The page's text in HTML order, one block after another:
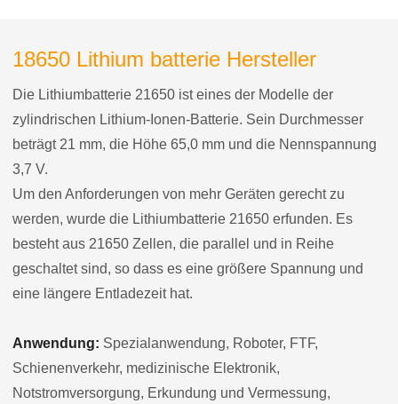
18650 Lithium batterie Hersteller
Die Lithiumbatterie 21650 ist eines der Modelle der
zylindrischen Lithium-Ionen-Batterie. Sein Durchmesser
beträgt 21 mm, die Höhe 65,0 mm und die Nennspannung
3,7 V.
Um den Anforderungen von mehr Geräten gerecht zu
werden, wurde die Lithiumbatterie 21650 erfunden. Es
besteht aus 21650 Zellen, die parallel und in Reihe
geschaltet sind, so dass es eine größere Spannung und
eine längere Entladezeit hat.
Anwendung: Spezialanwendung, Roboter, FTF,
Schienenverkehr, medizinische Elektronik,
Notstromversorgung, Erkundung und Vermessung,